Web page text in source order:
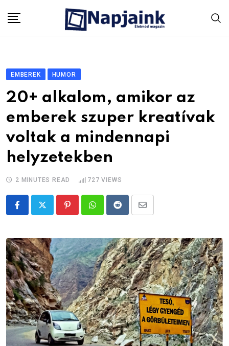
EMBEREK HUMOR
20+ alkalom, amikor az
emberek szuper kreatívak
voltak a mindennapi
helyzetekben
2 MINUTES READ 727 VIEWS
PinterestWhatsappRedditShare
Email